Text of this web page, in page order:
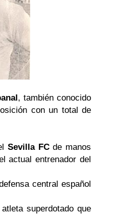
, también conocido
con un total de
Sevilla FCde manos
actual entrenador del
central español
superdotado que